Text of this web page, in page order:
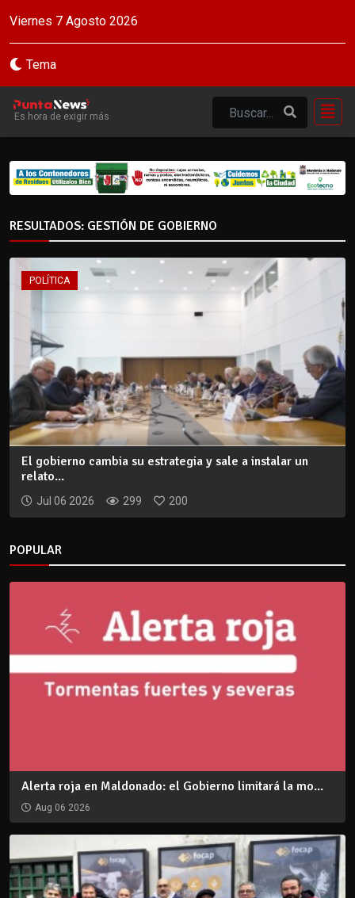
Viernes 7 Agosto 2026
Tema
Es hora de exigir más
RESULTADOS: GESTIÓN DE GOBIERNO
POLÍTICA
El gobierno cambia su estrategia y sale a instalar un
relato...
Jul 06 2026 299 200
POPULAR
Alerta roja en Maldonado: el Gobierno limitará la mo...
Aug 06 2026